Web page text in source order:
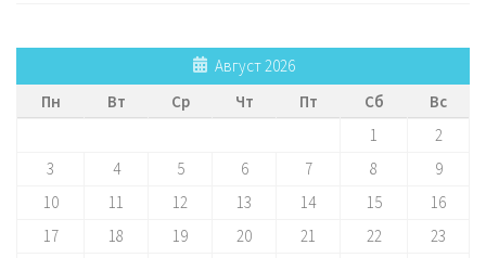
Август 2026
Пн
Вт Ср Чт Пт Сб
Вс
1
2
3
4 5 6 7 8
9
10
11 12 13 14 15
16
17
18 19 20 21 22
23